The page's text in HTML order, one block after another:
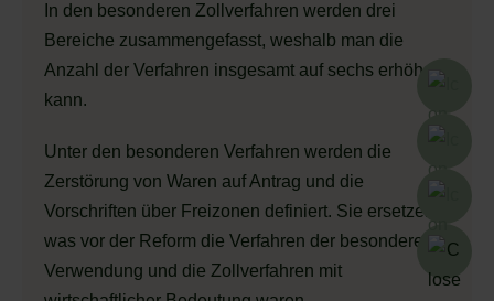
In den besonderen Zollverfahren werden drei
Bereiche zusammengefasst, weshalb man die
Anzahl der Verfahren insgesamt auf sechs erhöhen
kann.
Unter den besonderen Verfahren werden die
Zerstörung von Waren auf Antrag und die
Vorschriften über Freizonen definiert. Sie ersetzen,
was vor der Reform die Verfahren der besonderen
Verwendung und die Zollverfahren mit